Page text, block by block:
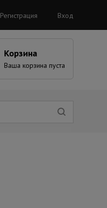
Регистрация Вход
Корзина
Ваша корзина пуста